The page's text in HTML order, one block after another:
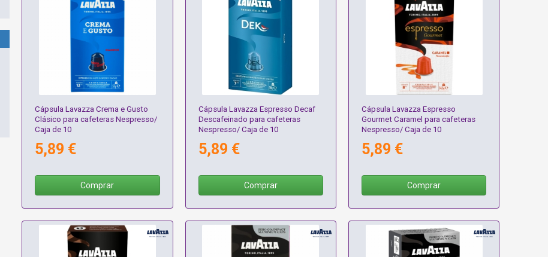
Cápsula Lavazza Crema e Gusto
Clásico para cafeteras Nespresso/
Caja de 10
5,89 €
Comprar
Cápsula Lavazza Espresso Decaf
Descafeinado para cafeteras
Nespresso/ Caja de 10
5,89 €
Comprar
Cápsula Lavazza Espresso
Gourmet Caramel para cafeteras
Nespresso/ Caja de 10
5,89 €
Comprar